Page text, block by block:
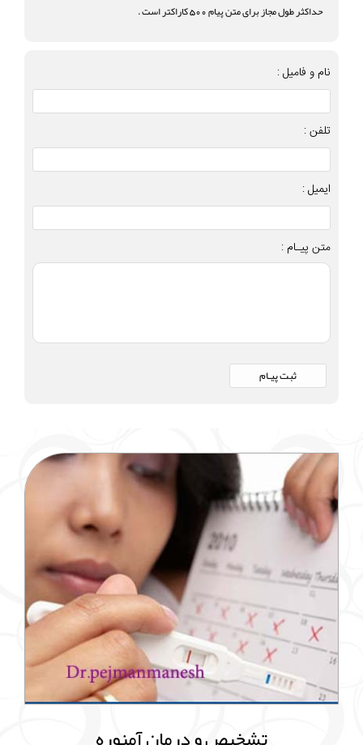
حداکثر طول مجاز برای متن پیام 500 کاراکتر است .
نام و فامیل :
تلفن :
ایمیل :
متن پیـام :